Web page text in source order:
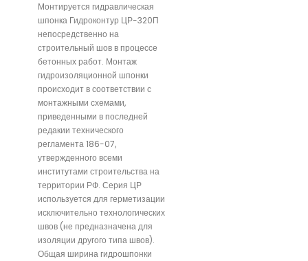
Монтируется гидравлическая
шпонка Гидроконтур ЦР-320П
непосредственно на
строительный шов в процессе
бетонных работ. Монтаж
гидроизоляционной шпонки
происходит в соответствии с
монтажными схемами,
приведенными в последней
редакии технического
регламента 186-07,
утвержденного всеми
институтами строительства на
территории РФ. Серия ЦР
используется для герметизации
исключительно технологических
швов (не предназначена для
изоляции другого типа швов).
Общая ширина гидрошпонки